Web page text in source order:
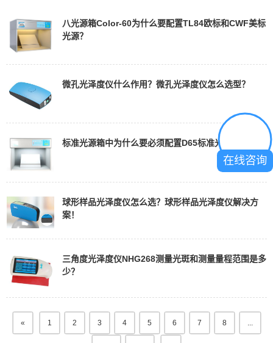
八光源箱Color-60为什么要配置TL84欧标和CWF美标
光源？
微孔光泽度仪什么作用？微孔光泽度仪怎么选型？
标准光源箱中为什么要必须配置D65标准光源？
球形样品光泽度仪怎么选？球形样品光泽度仪解决方
案！
三角度光泽度仪NHG268测量光斑和测量量程范围是多
少？
« 1 2 3 4 5 6 7 8 ...
在线咨询